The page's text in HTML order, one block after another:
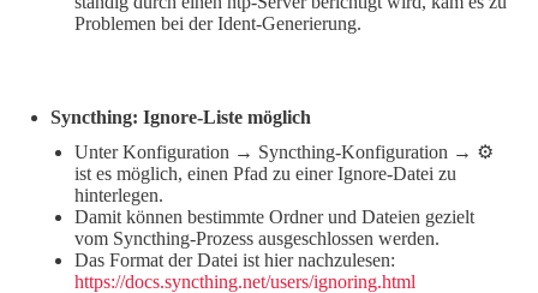
Problemen bei der Ident-Generierung.
Syncthing: Ignore-Liste möglich
Unter Konfiguration → Syncthing-Konfiguration → ⚙️
ist es möglich, einen Pfad zu einer Ignore-Datei zu
hinterlegen.
Damit können bestimmte Ordner und Dateien gezielt
vom Syncthing-Prozess ausgeschlossen werden.
Das Format der Datei ist hier nachzulesen:
https://docs.syncthing.net/users/ignoring.html